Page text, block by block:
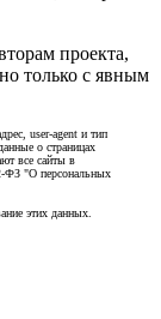
проекта,
только с явным
user-agent и тип
о страницах
все сайты в
ФЗ "О персональных
этих данных.